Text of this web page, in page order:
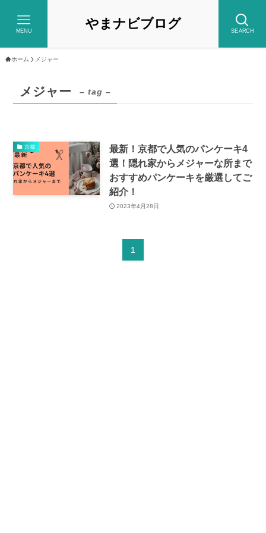
やまナビブログ SEARCH
MENU
ホーム メジャー
メジャー – tag –
京都
最新！京都で人気のパンケーキ4
選！隠れ家からメジャーな所まで
おすすめパンケーキを厳選してご
紹介！
2023年4月28日
1